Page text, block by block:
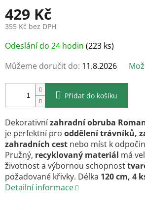
429 Kč
355 Kč bez DPH
Měrná
cena:
Odeslání do 24 hodin (223 ks)
Můžeme doručit do: 11.8.2026
Přidat do košíku
Dekorativnízahradní obruba
je perfektní pro oddělení trávníků,
zahradních cest nebo míst k
Pružný, recyklovaný materiál má
životnost a výbornou schopnost
požadované křivky. Délka 120 cm, 4
Detailní informace